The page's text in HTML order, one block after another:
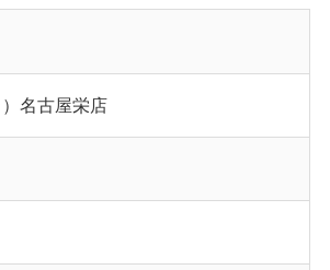
）名古屋栄店